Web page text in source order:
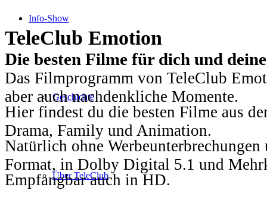
Info-Show
Geschichte
Über TeleClub
TeleClub Emotion
Die besten Filme für dich und
Das Filmprogramm von TeleClub
aber auch nachdenkliche Momente.
Hier findest du die besten Filme aus
Drama, Family und Animation.
Natürlich ohne
Format, in Dolby Digital 5.1 und
Empfangbar auch in HD.